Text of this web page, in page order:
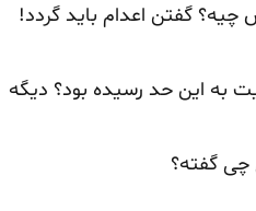
گفتن اعدام باید گردد!
به این حد رسیده بود؟ دیگه
چی گفته؟